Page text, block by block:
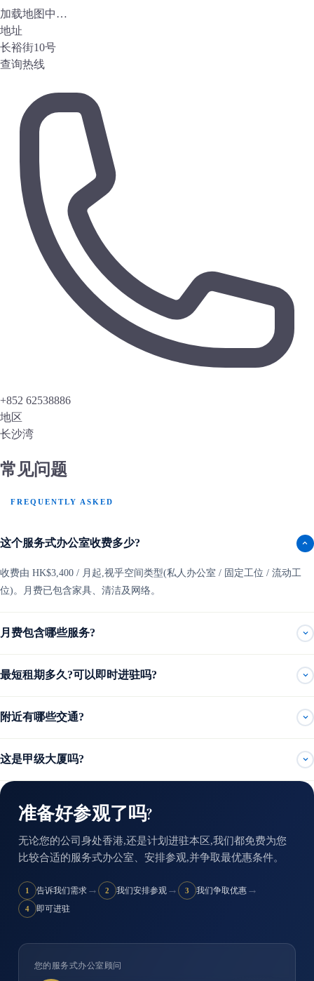
加载地图中…
地址
长裕街10号
查询热线
+852 62538886
地区
长沙湾
常见问题
FREQUENTLY ASKED
这个服务式办公室收费多少?
收费由 HK$3,400 / 月起,视乎空间类型(私人办公室 / 固定工位 / 流动工
位)。月费已包含家具、清洁及网络。
月费包含哪些服务?
最短租期多久?可以即时进驻吗?
附近有哪些交通?
这是甲级大厦吗?
准备好参观了吗?
无论您的公司身处香港,还是计划进驻本区,我们都免费为您
比较合适的服务式办公室、安排参观,并争取最优惠条件。
1 告诉我们需求 → 2 我们安排参观 → 3 我们争取优惠 →
4 即可进驻
您的服务式办公室顾问